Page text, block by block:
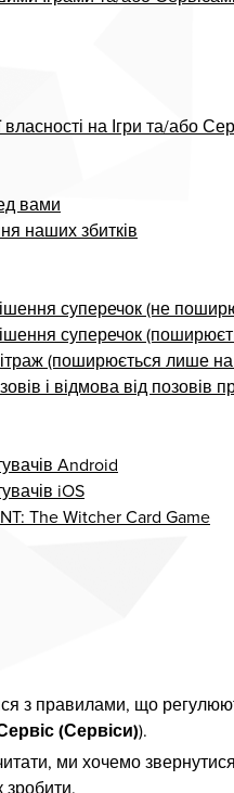
на Ігри та/або
вами
наших збитків
суперечок (не
суперечок
(поширюється лише
і відмова від
Android
iOS
The Witcher Card Game
з правилами, що
(Сервіси)).
ми хочемо
зробити.